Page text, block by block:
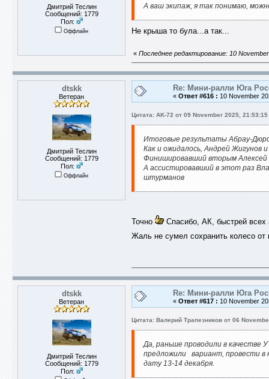
Дмитрий Теслин
Сообщений: 1779
Пол:
Оффлайн
А ваш экипаж, я так понимаю,
Не крыша то була...а так...
« Последнее редактирование: 10
dtskk
Ветеран
Дмитрий Теслин
Сообщений: 1779
Пол:
Оффлайн
Re: Мини-ралли Юга
« Ответ #616 : 10 November
Цитата: AK-72 от 09 November 2025, 21:53:15
Итоговые результаты Абрау-
Как и ожидалось, Андрей Жигунов
Финишировавший вторым Алексей
А ассистировавший в этот раз
штурманов
Точно
Спасибо, АК, быстрей
Жаль не сумел сохранить колесо
dtskk
Ветеран
Дмитрий Теслин
Сообщений: 1779
Пол:
Re: Мини-ралли Юга
« Ответ #617 : 10 November
Цитата: Валерий Трапезников от 06
Да, раньше проводили в качестве
предложили вариант, провести в
дату 13-14 декабря.